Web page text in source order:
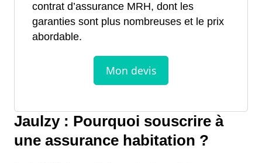
contrat d’assurance MRH, dont les
garanties sont plus nombreuses et le prix
abordable.
Jaulzy : Pourquoi souscrire à
une assurance habitation ?